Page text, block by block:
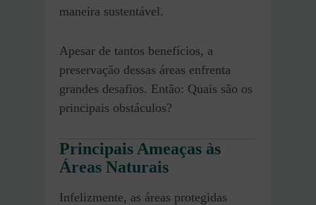
maneira sustentável.
Apesar de tantos benefícios, a
preservação dessas áreas enfrenta
grandes desafios. Então: Quais são os
principais obstáculos?
Principais Ameaças às
Áreas Naturais
Infelizmente, as áreas protegidas